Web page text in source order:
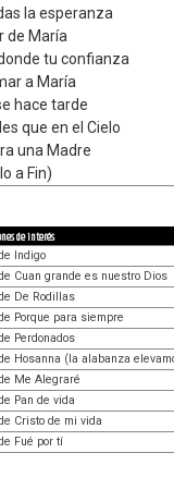
la esperanza
de María
tu confianza
a María
hace tarde
que en el Cielo
una Madre
a Fin)
de interés
Indigo
Cuan grande es nuestro Dios
De Rodillas
Porque para siempre
Perdonados
Hosanna (la alabanza
Me Alegraré
Pan de vida
Cristo de mi vida
Fué por tí